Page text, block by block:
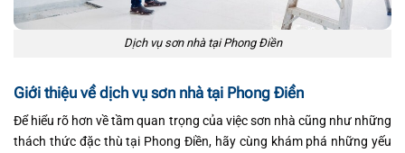
Dịch vụ sơn nhà tại Phong Điền
Giới thiệu về dịch vụ sơn nhà tại Phong Điền
Để hiểu rõ hơn về tầm quan trọng của việc sơn nhà cũng như những
thách thức đặc thù tại Phong Điền, hãy cùng khám phá những yếu